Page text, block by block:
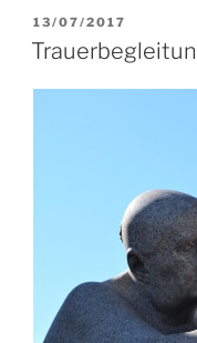
VERÖFFENTLICHT
AM
13/07/2017